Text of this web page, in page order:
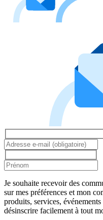
Je souhaite recevoir des
sur mes préférences et mon
produits, services,
désinscrire facilement à tout